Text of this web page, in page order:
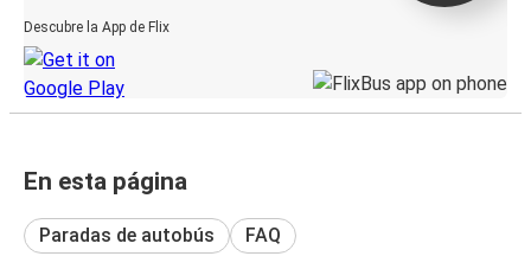
Descubre la App de Flix
En esta página
Paradas de autobús FAQ